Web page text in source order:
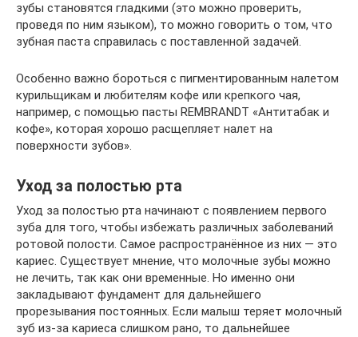
зубы становятся гладкими (это можно проверить,
проведя по ним языком), то можно говорить о том, что
зубная паста справилась с поставленной задачей.
Особенно важно бороться с пигментированным налетом
курильщикам и любителям кофе или крепкого чая,
например, с помощью пасты REMBRANDT «Антитабак и
кофе», которая хорошо расщепляет налет на
поверхности зубов».
Уход за полостью рта
Уход за полостью рта начинают с появлением первого
зуба для того, чтобы избежать различных заболеваний
ротовой полости. Самое распространённое из них — это
кариес. Существует мнение, что молочные зубы можно
не лечить, так как они временные. Но именно они
закладывают фундамент для дальнейшего
прорезывания постоянных. Если малыш теряет молочный
зуб из-за кариеса слишком рано, то дальнейшее